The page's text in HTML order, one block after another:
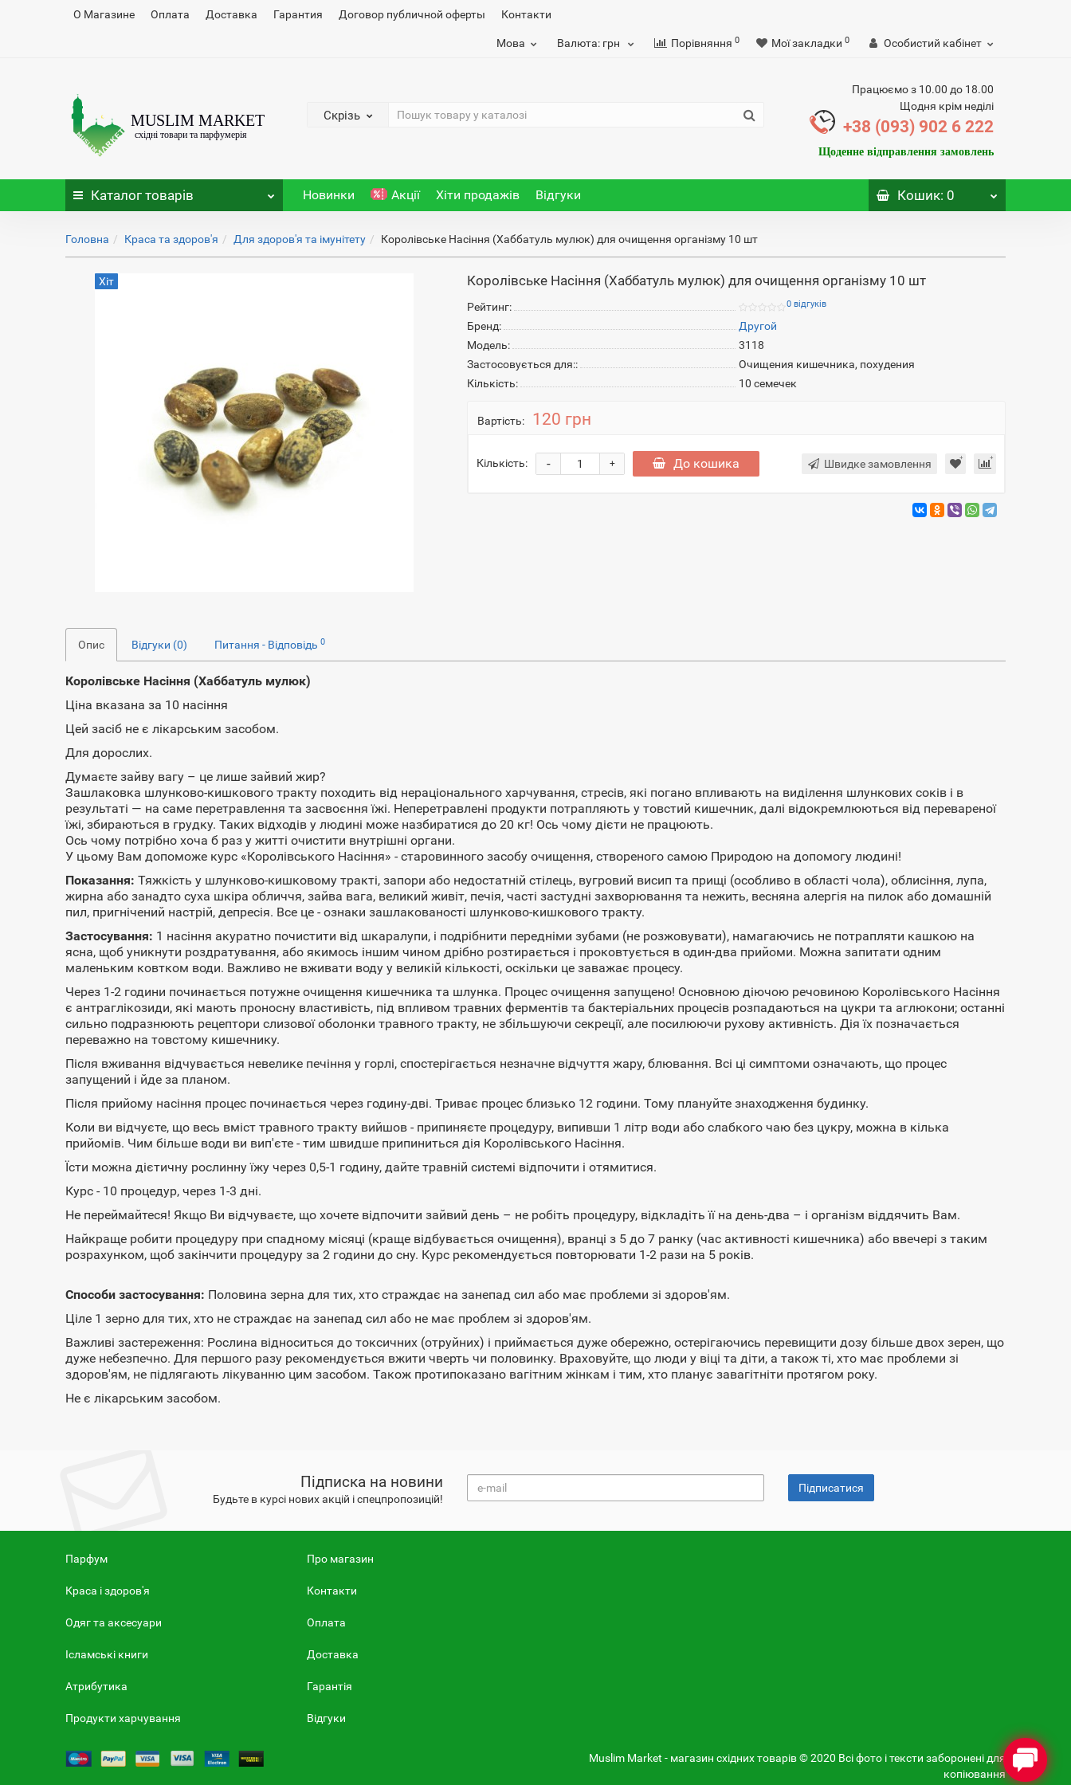
О Магазине Оплата Доставка Гарантия Договор публичной оферты Контакти
Мова Валюта: грн Порівняння 0 Мої закладки 0 Особистий кабінет
Скрізь
Працюємо з 10.00 до 18.00
Щодня крім неділі
+38 (093) 902 6 222
Щоденне відправлення замовлень
Каталог товарів Новинки Акції Хіти продажів Відгуки Кошик: 0
Головна Краса та здоров'я Для здоров'я та імунітету Королівське Насіння (Хаббатуль мулюк) для очищення організму 10 шт
Хіт Королівське Насіння (Хаббатуль мулюк) для очищення організму 10 шт
Рейтинг: 0 відгуків
Бренд:
Другой
Модель:
3118
Застосовується для::
Очищения кишечника, похудения
Кількість:
10 семечек
Вартість: 120 грн
Кількість: +
- До кошика Швидке замовлення
Опис Відгуки (0) Питання - Відповідь0
Королівське Насіння (Хаббатуль мулюк)
Ціна вказана за 10 насіння
Цей засіб не є лікарським засобом.
Для дорослих.
Думаєте зайву вагу – це лише зайвий жир?
Зашлаковка шлунково-кишкового тракту походить від нераціонального харчування, стресів, які погано впливають на виділення шлункових соків і в
результаті ― на саме перетравлення та засвоєння їжі. Неперетравлені продукти потрапляють у товстий кишечник, далі відокремлюються від перевареної
їжі, збираються в грудку. Таких відходів у людині може назбиратися до 20 кг! Ось чому дієти не працюють.
Ось чому потрібно хоча б раз у житті очистити внутрішні органи.
У цьому Вам допоможе курс «Королівського Насіння» - старовинного засобу очищення, створеного самою Природою на допомогу людині!
Показання:Тяжкість у шлунково-кишковому тракті, запори або недостатній стілець, вугровий висип та прищі (особливо в області чола), облисіння, лупа,
жирна або занадто суха шкіра обличчя, зайва вага, великий живіт, печія, часті застудні захворювання та нежить, весняна алергія на пилок або домашній
пил, пригнічений настрій, депресія. Все це - ознаки зашлакованості шлунково-кишкового тракту.
Застосування: 1 насіння акуратно почистити від шкаралупи, і подрібнити передніми зубами (не розжовувати), намагаючись не потрапляти кашкою на
ясна, щоб уникнути роздратування, або якимось іншим чином дрібно розтирається і проковтується в один-два прийоми. Можна запитати одним
маленьким ковтком води. Важливо не вживати воду у великій кількості, оскільки це заважає процесу.
Через 1-2 години починається потужне очищення кишечника та шлунка. Процес очищення запущено! Основною діючою речовиною Королівського Насіння
є антраглікозиди, які мають проносну властивість, під впливом травних ферментів та бактеріальних процесів розпадаються на цукри та аглюкони; останні
сильно подразнюють рецептори слизової оболонки травного тракту, не збільшуючи секреції, але посилюючи рухову активність. Дія їх позначається
переважно на товстому кишечнику.
Після вживання відчувається невелике печіння у горлі, спостерігається незначне відчуття жару, блювання. Всі ці симптоми означають, що процес
запущений і йде за планом.
Після прийому насіння процес починається через годину-дві. Триває процес близько 12 години. Тому плануйте знаходження будинку.
Коли ви відчуєте, що весь вміст травного тракту вийшов - припиняєте процедуру, випивши 1 літр води або слабкого чаю без цукру, можна в кілька
прийомів. Чим більше води ви вип'єте - тим швидше припиниться дія Королівського Насіння.
Їсти можна дієтичну рослинну їжу через 0,5-1 годину, дайте травній системі відпочити і отямитися.
Курс - 10 процедур, через 1-3 дні.
Не переймайтеся! Якщо Ви відчуваєте, що хочете відпочити зайвий день – не робіть процедуру, відкладіть її на день-два – і організм віддячить Вам.
Найкраще робити процедуру при спадному місяці (краще відбувається очищення), вранці з 5 до 7 ранку (час активності кишечника) або ввечері з таким
розрахунком, щоб закінчити процедуру за 2 години до сну. Курс рекомендується повторювати 1-2 рази на 5 років.
Способи застосування: Половина зерна для тих, хто страждає на занепад сил або має проблеми зі здоров'ям.
Ціле 1 зерно для тих, хто не страждає на занепад сил або не має проблем зі здоров'ям.
Важливі застереження: Рослина відноситься до токсичних (отруйних) і приймається дуже обережно, остерігаючись перевищити дозу більше двох зерен, що
дуже небезпечно. Для першого разу рекомендується вжити чверть чи половинку. Враховуйте, що люди у віці та діти, а також ті, хто має проблеми зі
здоров'ям, не підлягають лікуванню цим засобом. Також протипоказано вагітним жінкам і тим, хто планує завагітніти протягом року.
Не є лікарським засобом.
Підписка на новини
Будьте в курсі нових акцій і спецпропозицій!
Підписатися
Парфум
Краса і здоров'я
Одяг та аксесуари
Ісламські книги
Атрибутика
Продукти харчування
Про магазин
Контакти
Оплата
Доставка
Гарантія
Відгуки
Muslim Market - магазин східних товарів © 2020 Всі фото і тексти заборонені для
копіювання